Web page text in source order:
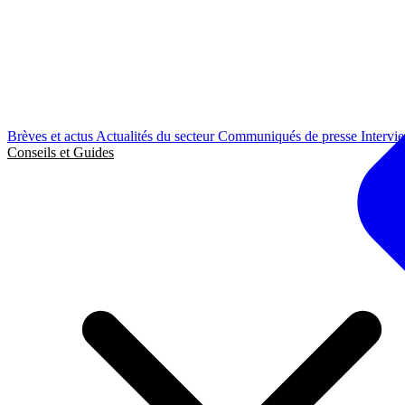
Brèves et actus Actualités du secteurCommuniqués de presse
Conseils et Guides